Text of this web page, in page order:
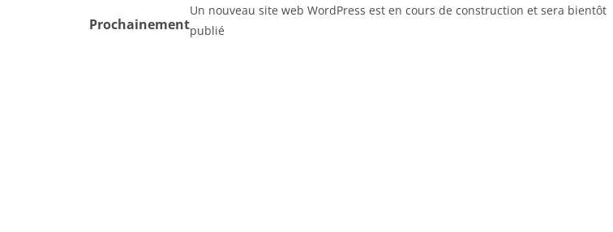
Prochainement
Un nouveau site web WordPress est en cours de construction et sera bientôt
publié